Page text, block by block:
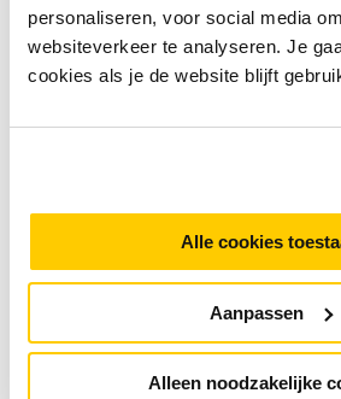
personaliseren, voor social media
websiteverkeer te analyseren. Je
cookies als je de website blijft
Alle cookies
Aanpassen
Alleen noodzakelijke
Vergelijk
IBM 41D2033 interne harde